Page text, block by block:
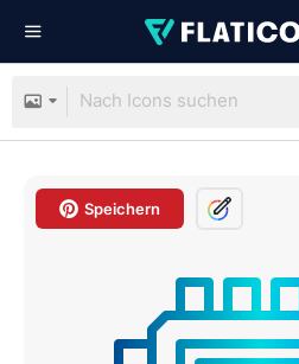
Speichern